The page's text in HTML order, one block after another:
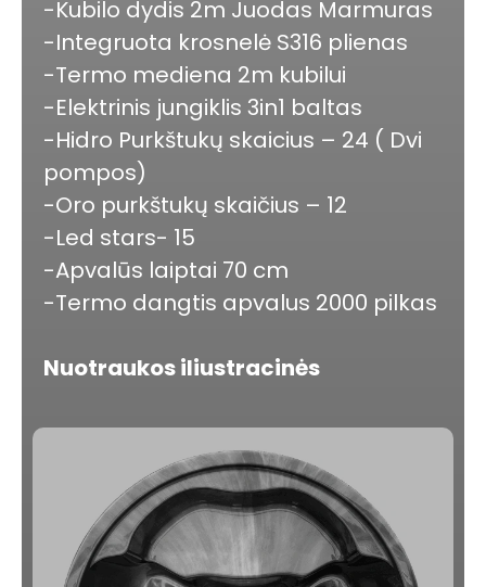
-Kubilo dydis 2m Juodas Marmuras
-Integruota krosnelė S316 plienas
-Termo mediena 2m kubilui
-Elektrinis jungiklis 3in1 baltas
-Hidro Purkštukų skaicius – 24 ( Dvi
pompos)
-Oro purkštukų skaičius – 12
-Led stars- 15
-Apvalūs laiptai 70 cm
-Termo dangtis apvalus 2000 pilkas
Nuotraukos iliustracinės